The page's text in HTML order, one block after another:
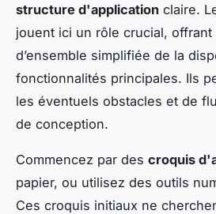
structure d'application claire.
jouent ici un rôle crucial, offrant
d’ensemble simplifiée de la
fonctionnalités principales. Ils
les éventuels obstacles et de
de conception.
Commencez par des croquis
papier, ou utilisez des outils
Ces croquis initiaux ne